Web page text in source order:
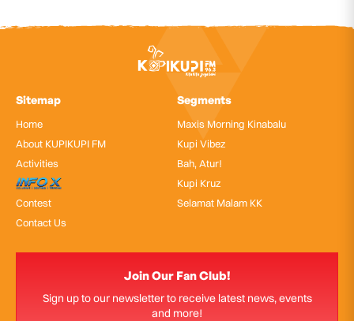
Sitemap
Home
About KUPIKUPI FM
Activities
InfoX
Contest
Contact Us
Segments
Maxis Morning Kinabalu
Kupi Vibez
Bah, Atur!
Kupi Kruz
Selamat Malam KK
Join Our Fan Club!
Sign up to our newsletter to receive latest news, events
and more!